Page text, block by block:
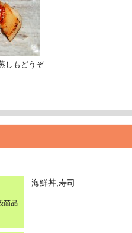
しもどうぞ
海鮮丼,寿司